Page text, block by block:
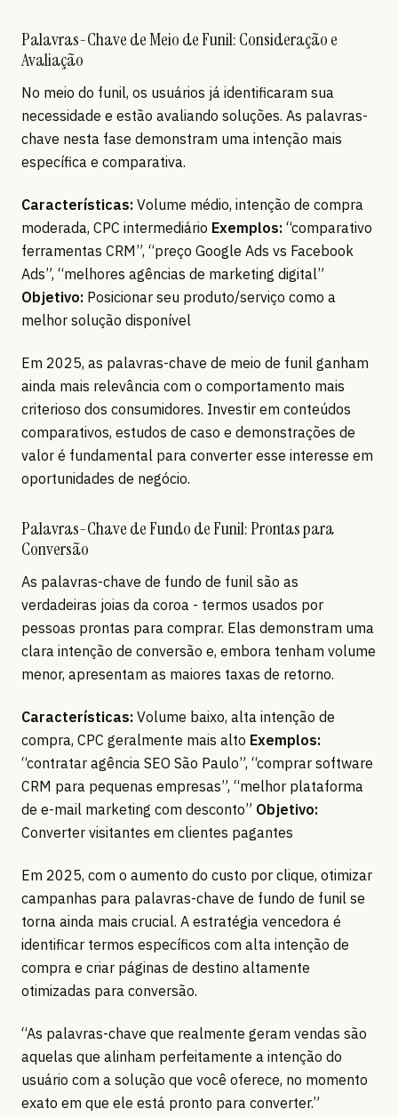
Palavras-Chave de Meio de Funil: Consideração e
Avaliação
No meio do funil, os usuários já identificaram sua
necessidade e estão avaliando soluções. As palavras-
chave nesta fase demonstram uma intenção mais
específica e comparativa.
Características: Volume médio, intenção de compra
moderada, CPC intermediário Exemplos: “comparativo
ferramentas CRM”, “preço Google Ads vs Facebook
Ads”, “melhores agências de marketing digital”
Objetivo: Posicionar seu produto/serviço como a
melhor solução disponível
Em 2025, as palavras-chave de meio de funil ganham
ainda mais relevância com o comportamento mais
criterioso dos consumidores. Investir em conteúdos
comparativos, estudos de caso e demonstrações de
valor é fundamental para converter esse interesse em
oportunidades de negócio.
Palavras-Chave de Fundo de Funil: Prontas para
Conversão
As palavras-chave de fundo de funil são as
verdadeiras joias da coroa - termos usados por
pessoas prontas para comprar. Elas demonstram uma
clara intenção de conversão e, embora tenham volume
menor, apresentam as maiores taxas de retorno.
Características: Volume baixo, alta intenção de
compra, CPC geralmente mais alto Exemplos:
“contratar agência SEO São Paulo”, “comprar software
CRM para pequenas empresas”, “melhor plataforma
de e-mail marketing com desconto” Objetivo:
Converter visitantes em clientes pagantes
Em 2025, com o aumento do custo por clique, otimizar
campanhas para palavras-chave de fundo de funil se
torna ainda mais crucial. A estratégia vencedora é
identificar termos específicos com alta intenção de
compra e criar páginas de destino altamente
otimizadas para conversão.
“As palavras-chave que realmente geram vendas são
aquelas que alinham perfeitamente a intenção do
usuário com a solução que você oferece, no momento
exato em que ele está pronto para converter.”